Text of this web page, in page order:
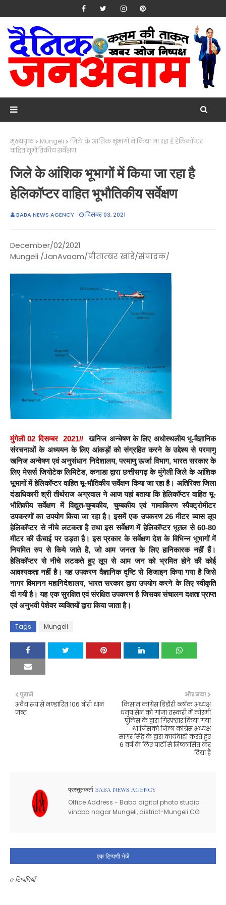
मुख्यपृष्ठ Mungeli
जिले के आंशिक भूभागों में किया जा रहा है हेलिकॉप्टर
वाहित भूभौतिकीय सर्वेक्षण
जिले के आंशिक भूभागों में किया जा रहा है
हेलिकॉप्टर वाहित भूभौतिकीय सर्वेक्षण
BABA NEWS AGENCY दिसंबर 03, 2021
December/02/2021
Mungeli /JanAvaam/पीताम्बर खांडे/संपादक/
मुंगेली 02 दिसम्बर 2021//
खनिज अन्चेषण के लिए अधोस्थलीय भू-वैज्ञानिक
संरचनाओं के अध्ययन के लिए आंकड़ों को संग्रहित करने के उद्देश्य से परमाणु
खनिज अन्वेषण एवं अनुसंधान निदेशालय, परमाणु ऊर्जा विभाग, भारत सरकार के
लिए मेसर्स जियोटेक लिमिटेड, कनाडा द्वारा छत्तीसगढ़ के मुंगेली जिले के आंशिक
भूभागों में हेलिकॉप्टर वाहित भू-भौतिकीय सर्वेक्षण किया जा रहा है। अतिरिक्त जिला
दंडाधिकारी श्री तीर्थराज अग्रवाल ने आज यहां बताया कि हेलिकॉप्टर वाहित भू-
भौतिकीय सर्वेक्षण में विद्युत-चुम्बकीय, चुम्बकीय एवं गामाकिरण स्पैक्ट्रोमीटर
उपकरणों का उपयोग किया जा रहा है। इसमें एक उपकरण 26 मीटर व्यास लूप
हेलिकॉप्टर से नीचे लटकता है तथा इस सर्वेक्षण में हेलिकॉप्टर भूतल से 60-80
मीटर की ऊँचाई पर उड़ता है। इस प्रकार के सर्वेक्षण देश के विभिन्न भूभागों में
नियमित रुप से किये जाते है, जो आम जनता के लिए हानिकारक नहीं हैं।
हेलिकॉप्टर से नीचे लटकते हुए लूप से आम जन को भ्रमित होने की कोई
आवश्यकता नहीं है। यह उपकरण वैज्ञानिक दृष्टि से डिजाइन किया गया है जिसे
नागर विमानन महानिदेशालय, भारत सरकार द्वारा उपयोग करने के लिए स्वीकृति
दी गयी है। यह एक सुरक्षित एवं संरक्षित उपकरण है जिसका संचालन दक्षता प्राप्त
एवं अनुभवी पेशेवर व्यक्तियों द्वारा किया जाता है।
Tags Mungeli
और नया
किसान कांग्रेस डिंडौरी ब्लॉक अध्यक्ष
धनुष सेन को गांजा तस्करी में लोरमी
पुलिस के द्वारा गिरफ्तार किया गया
था जिसको जिला कांग्रेस अध्यक्ष
सागर सिंह के द्वारा कार्यवाही करते हुए
6 वर्ष के लिए पार्टी से निष्कासित कर
दिया है
पुराने
अवैध रूप से भण्डारित 106 बोरी धान
जब्त
प्रस्तुतकर्ता BABA NEWS AGENCY
Office Address - Baba digital photo studio
vinoba nagar Mungeli, district-Mungeli CG
एक टिप्पणी भेजें
0 टिप्पणियाँ